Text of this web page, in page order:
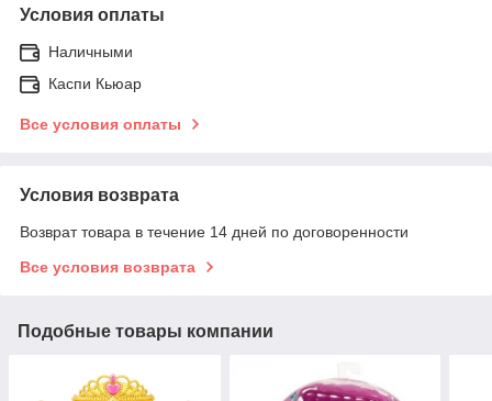
Условия оплаты
Наличными
Каспи Кьюар
Все условия оплаты
Условия возврата
Возврат товара в течение 14 дней по договоренности
Все условия возврата
Подобные товары компании